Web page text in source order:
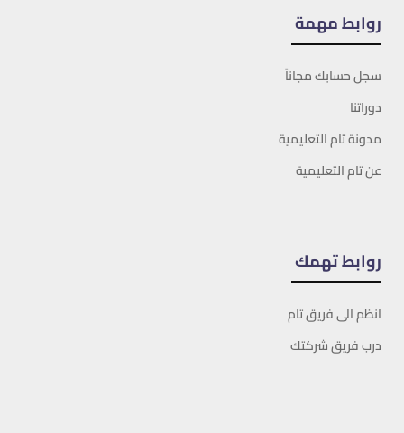
روابط مهمة
سجل حسابك مجاناً
دوراتنا
مدونة تام التعليمية
عن تام التعليمية
روابط تهمك
انظم الى فريق تام
درب فريق شركتك